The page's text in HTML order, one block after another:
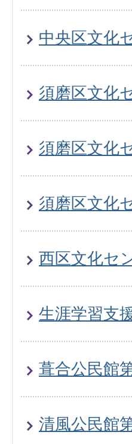
中央区文化
須磨区文化
須磨区文化
須磨区文化
西区文化セ
生涯学習支
葺合公民館
清風公民館